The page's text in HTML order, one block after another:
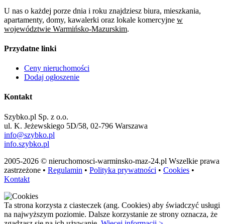
U nas o każdej porze dnia i roku znajdziesz biura, mieszkania,
apartamenty, domy, kawalerki oraz lokale komercyjne w
województwie Warmińsko-Mazurskim.
Przydatne linki
Ceny nieruchomości
Dodaj ogłoszenie
Kontakt
Szybko.pl Sp. z o.o.
ul. K. Jeżewskiego 5D/58, 02-796 Warszawa
info@szybko.pl
info.szybko.pl
2005-2026 © nieruchomosci-warminsko-maz-24.pl Wszelkie prawa
zastrzeżone • Regulamin • Polityka prywatności • Cookies •
Kontakt
Ta strona korzysta z ciasteczek (ang. Cookies) aby świadczyć usługi
na najwyższym poziomie. Dalsze korzystanie ze strony oznacza, że